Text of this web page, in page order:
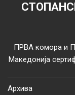
ПРВА комора и
Македонија
Архива